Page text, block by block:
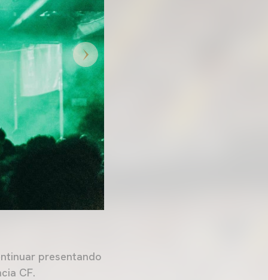
presentando
CF.